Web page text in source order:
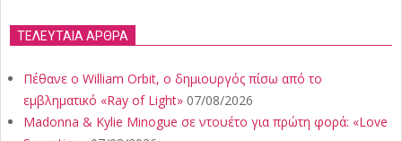
ΤΕΛΕΥΤΑΙΑ ΑΡΘΡΑ
Πέθανε ο William Orbit, ο δημιουργός πίσω από το
εμβληματικό «Ray of Light» 07/08/2026
Madonna & Kylie Minogue σε ντουέτο για πρώτη φορά: «Love